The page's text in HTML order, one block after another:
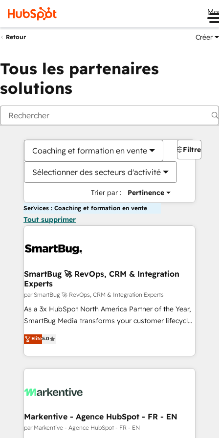
Retour Créer
Tous les partenaires
solutions
Coaching et formation en vente
Sélectionner des secteurs d'activité
Trier par : Pertinence
Filtres
Services : Coaching et formation en vente
Tout supprimer
SmartBug 🚀 RevOps, CRM & Integration
Experts
par SmartBug 🚀 RevOps, CRM & Integration Experts
As a 3x HubSpot North America Partner of the Year,
SmartBug Media transforms your customer lifecycle
into a revenue engine. Our unified ecosystem
includes specialized divisions Globalia (AI &
Software) and Point Success Media (Paid Media),
making this the official home for all three brands. 🔄
and system integrations powered by Globalia’s
trainers to drive platform adoption. 📈 Revenue
Generation - Full-funnel marketing and high-
Elite5.0
Markentive - Agence HubSpot - FR - EN
par Markentive - Agence HubSpot - FR - EN